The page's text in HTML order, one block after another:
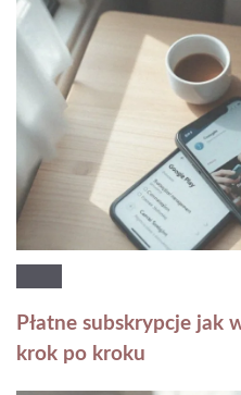
Płatne subskrypcje jak
krok po kroku